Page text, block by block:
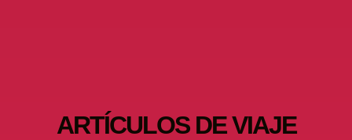
ARTÍCULOS DE VIAJE